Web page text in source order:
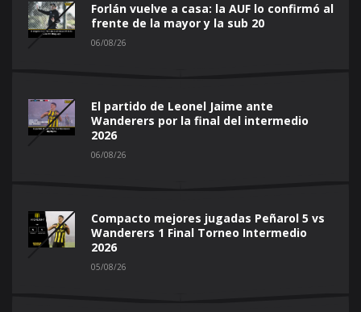
Forlán vuelve a casa: la AUF lo confirmó al
frente de la mayor y la sub 20
06/08/26
El partido de Leonel Jaime ante
Wanderers por la final del intermedio
2026
06/08/26
Compacto mejores jugadas Peñarol 5 vs
Wanderers 1 Final Torneo Intermedio
2026
05/08/26